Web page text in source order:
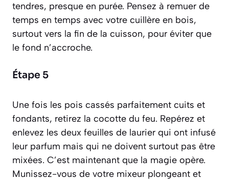
tendres, presque en purée. Pensez à remuer de
temps en temps avec votre cuillère en bois,
surtout vers la fin de la cuisson, pour éviter que
le fond n’accroche.
Étape 5
Une fois les pois cassés parfaitement cuits et
fondants, retirez la cocotte du feu. Repérez et
enlevez les deux feuilles de laurier qui ont infusé
leur parfum mais qui ne doivent surtout pas être
mixées. C’est maintenant que la magie opère.
Munissez-vous de votre mixeur plongeant et